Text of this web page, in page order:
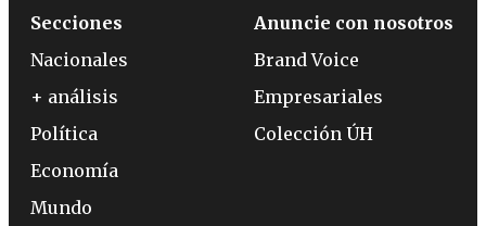
Secciones
Nacionales
+ análisis
Política
Economía
Mundo
Anuncie con nosotros
Brand Voice
Empresariales
Colección ÚH